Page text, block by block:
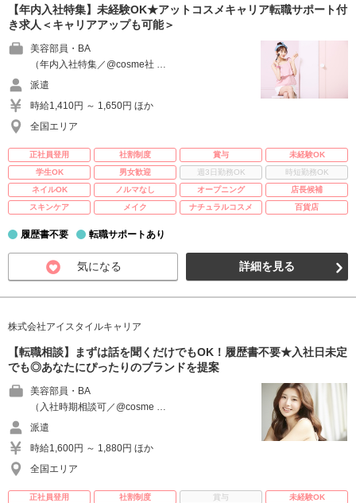
【年内入社特集】未経験OK★アットコスメキャリア転職サポート付
き求人＜キャリアアップも可能＞
美容部員・BA
（年内入社特集／@cosme社 …
派遣
時給1,410円 ～ 1,650円 ほか
全国エリア
正社員登用 社割制度 賞与
未経験OK
学生OK
男女歓迎 週3日勤務OK
時短勤務OK
ネイルOK
ノルマなし オープニング
店長候補
スキンケア
メイク ナチュラルコスメ 百貨店
履歴書不要 転職サポートあり
気になる 詳細を見る
株式会社アイスタイルキャリア
【転職相談】まずは話を聞くだけでもOK！履歴書不要★入社日未定
でも◎あなたにぴったりのブランドを提案
美容部員・BA
（入社時期相談可／@cosme …
派遣
時給1,600円 ～ 1,880円 ほか
全国エリア
正社員登用 社割制度 賞与
未経験OK